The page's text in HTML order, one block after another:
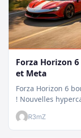
Forza Horizon
et Meta
Forza Horizon 6
! Nouvelles
:…
R3mZ